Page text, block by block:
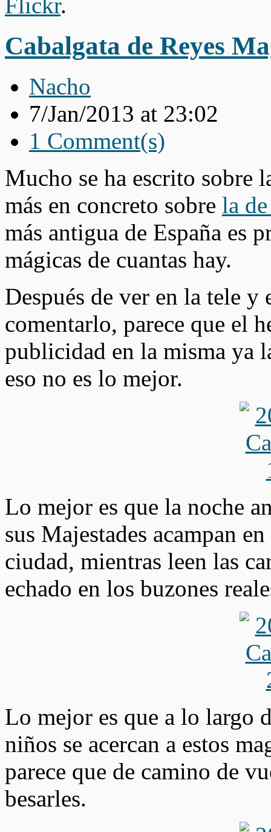
Flickr.
Cabalgata de Reyes
Nacho
7/Jan/2013 at 23:02
1 Comment(s)
Mucho se ha escrito sobre
más en concreto sobre la
más antigua de España es
mágicas de cuantas hay.
Después de ver en la tele
comentarlo, parece que el
publicidad en la misma ya
eso no es lo mejor.
Lo mejor es que la noche
sus Majestades acampan
ciudad, mientras leen las
echado en los buzones
Lo mejor es que a lo largo
niños se acercan a estos
parece que de camino de
besarles.